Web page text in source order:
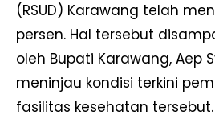
(RSUD) Karawang telah
persen. Hal tersebut
oleh Bupati Karawang, Aep
meninjau kondisi terkini
fasilitas kesehatan tersebut.